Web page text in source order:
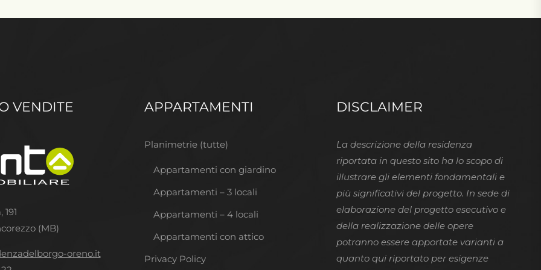
VENDITE
(MB)
oreno.it
APPARTAMENTI
Planimetrie (tutte)
Appartamenti con giardino
Appartamenti – 3 locali
Appartamenti – 4 locali
Appartamenti con attico
Privacy Policy
DISCLAIMER
La descrizione della residenza
riportata in questo sito ha lo scopo di
illustrare gli elementi fondamentali e
più significativi del progetto. In sede di
elaborazione del progetto esecutivo e
della realizzazione delle opere
potranno essere apportate varianti a
quanto qui riportato per esigenze